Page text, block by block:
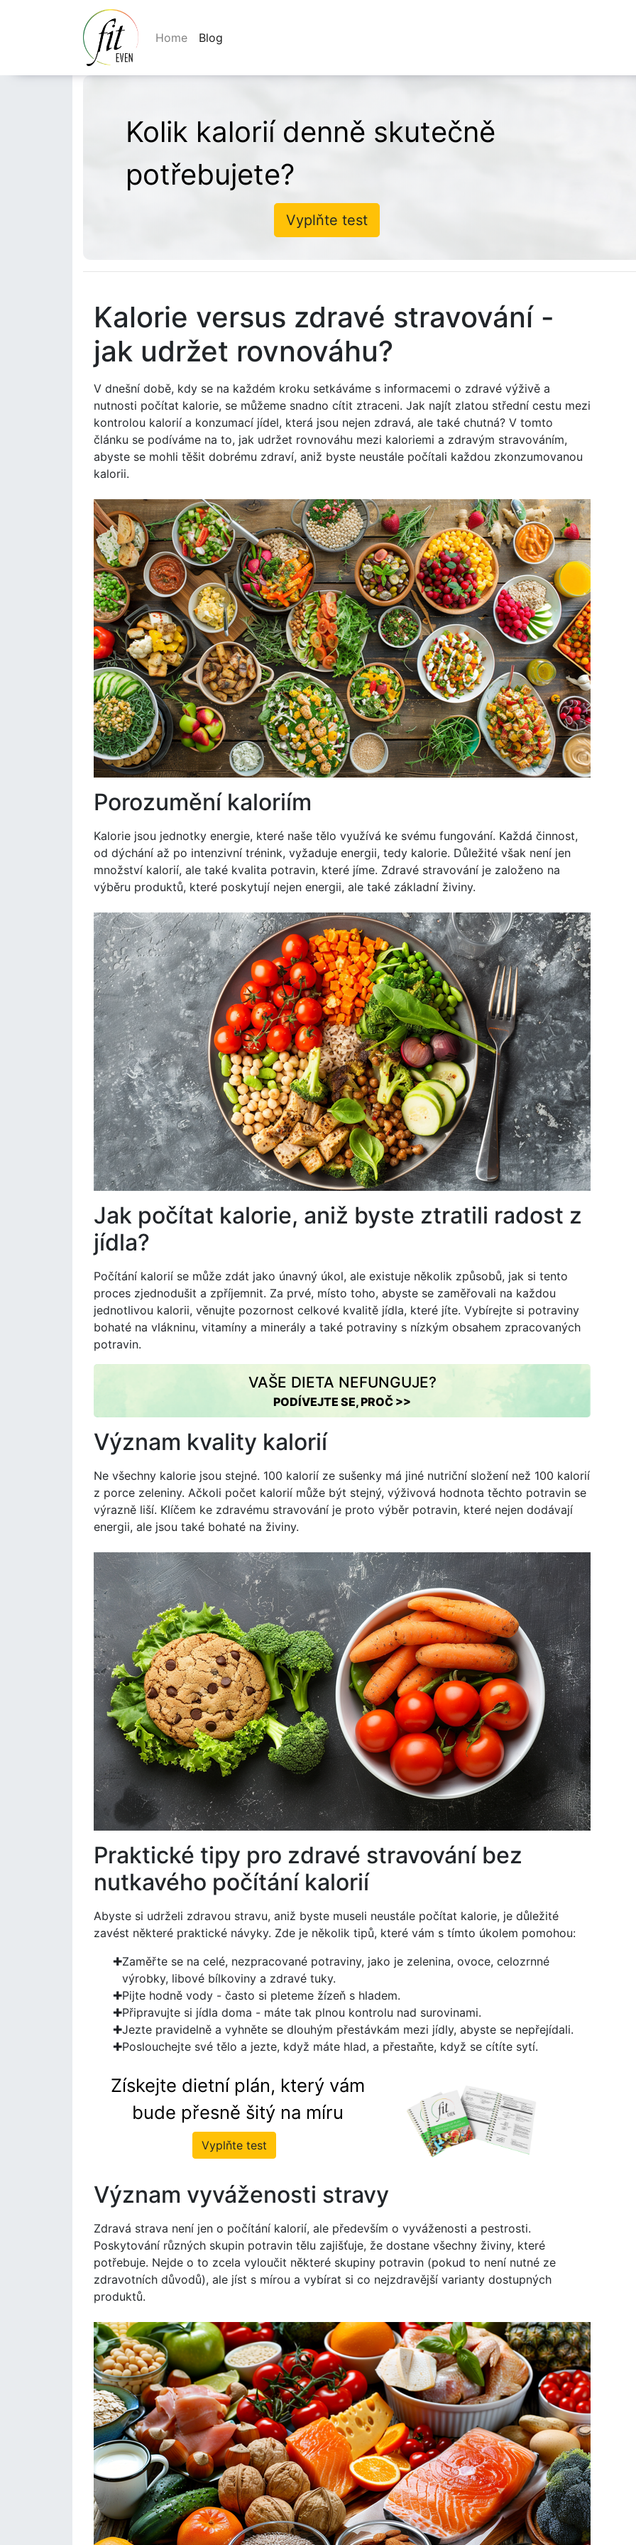
Home Blog
Kolik kalorií denně skutečně
potřebujete?
Vyplňte test
Kalorie versus zdravé stravování -
jak udržet rovnováhu?
V dnešní době, kdy se na každém kroku setkáváme s informacemi o zdravé výživě a
nutnosti počítat kalorie, se můžeme snadno cítit ztraceni. Jak najít zlatou střední cestu mezi
kontrolou kalorií a konzumací jídel, která jsou nejen zdravá, ale také chutná? V tomto
článku se podíváme na to, jak udržet rovnováhu mezi kaloriemi a zdravým stravováním,
abyste se mohli těšit dobrému zdraví, aniž byste neustále počítali každou zkonzumovanou
kalorii.
Porozumění kaloriím
Kalorie jsou jednotky energie, které naše tělo využívá ke svému fungování. Každá činnost,
od dýchání až po intenzivní trénink, vyžaduje energii, tedy kalorie. Důležité však není jen
množství kalorií, ale také kvalita potravin, které jíme. Zdravé stravování je založeno na
výběru produktů, které poskytují nejen energii, ale také základní živiny.
Jak počítat kalorie, aniž byste ztratili radost z
jídla?
Počítání kalorií se může zdát jako únavný úkol, ale existuje několik způsobů, jak si tento
proces zjednodušit a zpříjemnit. Za prvé, místo toho, abyste se zaměřovali na každou
jednotlivou kalorii, věnujte pozornost celkové kvalitě jídla, které jíte. Vybírejte si potraviny
bohaté na vlákninu, vitamíny a minerály a také potraviny s nízkým obsahem zpracovaných
potravin.
VAŠE DIETA NEFUNGUJE?
PODÍVEJTE SE, PROČ >>
Význam kvality kalorií
Ne všechny kalorie jsou stejné. 100 kalorií ze sušenky má jiné nutriční složení než 100 kalorií
z porce zeleniny. Ačkoli počet kalorií může být stejný, výživová hodnota těchto potravin se
výrazně liší. Klíčem ke zdravému stravování je proto výběr potravin, které nejen dodávají
energii, ale jsou také bohaté na živiny.
Praktické tipy pro zdravé stravování bez
nutkavého počítání kalorií
Abyste si udrželi zdravou stravu, aniž byste museli neustále počítat kalorie, je důležité
zavést některé praktické návyky. Zde je několik tipů, které vám s tímto úkolem pomohou:
Zaměřte se na celé, nezpracované potraviny, jako je zelenina, ovoce, celozrnné
výrobky, libové bílkoviny a zdravé tuky.
Pijte hodně vody - často si pleteme žízeň s hladem.
Připravujte si jídla doma - máte tak plnou kontrolu nad surovinami.
Jezte pravidelně a vyhněte se dlouhým přestávkám mezi jídly, abyste se nepřejídali.
Poslouchejte své tělo a jezte, když máte hlad, a přestaňte, když se cítíte sytí.
Získejte dietní plán, který vám
bude přesně šitý na míru
Vyplňte test
Význam vyváženosti stravy
Zdravá strava není jen o počítání kalorií, ale především o vyváženosti a pestrosti.
Poskytování různých skupin potravin tělu zajišťuje, že dostane všechny živiny, které
potřebuje. Nejde o to zcela vyloučit některé skupiny potravin (pokud to není nutné ze
zdravotních důvodů), ale jíst s mírou a vybírat si co nejzdravější varianty dostupných
produktů.